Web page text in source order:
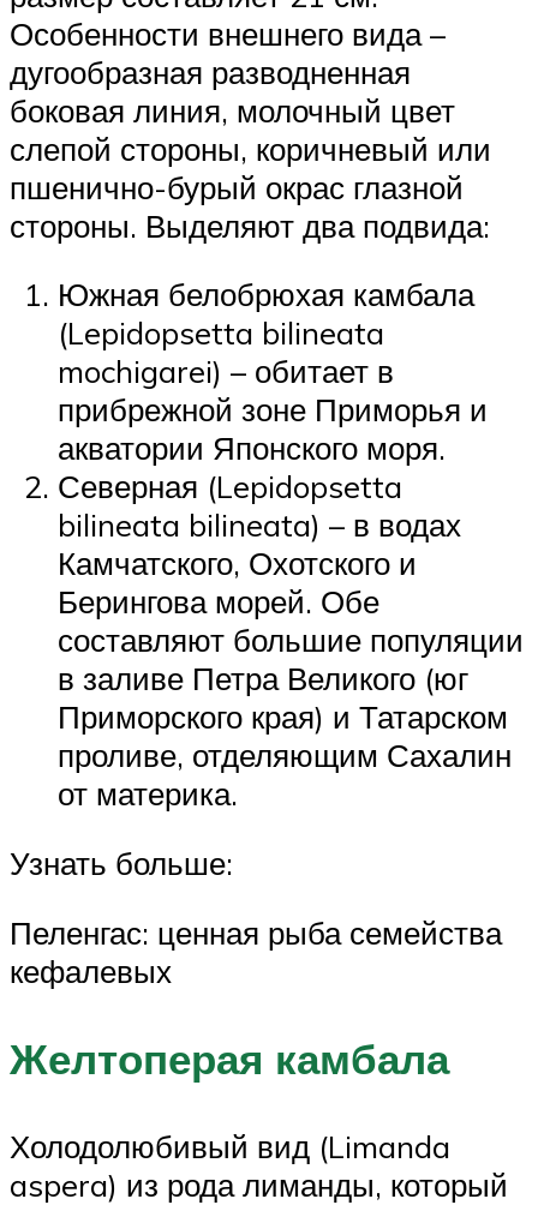
Особенности внешнего вида –
дугообразная разводненная
боковая линия, молочный цвет
слепой стороны, коричневый или
пшенично-бурый окрас глазной
стороны. Выделяют два подвида:
Южная белобрюхая камбала
(Lepidopsetta bilineata
mochigarei) – обитает в
прибрежной зоне Приморья и
акватории Японского моря.
Северная (Lepidopsetta
bilineata bilineata) – в водах
Камчатского, Охотского и
Берингова морей. Обе
составляют большие популяции
в заливе Петра Великого (юг
Приморского края) и Татарском
проливе, отделяющим Сахалин
от материка.
Узнать больше:
Пеленгас: ценная рыба семейства
кефалевых
Желтоперая камбала
Холодолюбивый вид (Limanda
aspera) из рода лиманды, который